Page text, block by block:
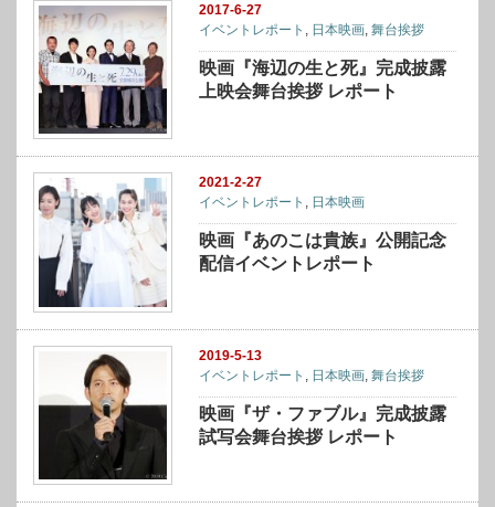
2017-6-27
イベントレポート , 日本映画,舞台挨拶
映画『海辺の生と死』完成披露
上映会舞台挨拶 レポート
2021-2-27
イベントレポート , 日本映画
映画『あのこは貴族』公開記念
配信イベントレポート
2019-5-13
イベントレポート
日本映画 ,舞台挨拶
映画『ザ・ファブル』完成披露
試写会舞台挨拶 レポート